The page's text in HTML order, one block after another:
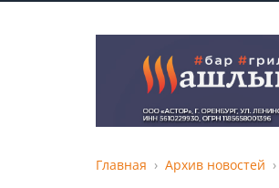
Главная Архив новостей